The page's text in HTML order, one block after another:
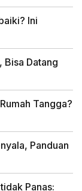
Ini
Datang
Tangga?
Panduan
Panas: